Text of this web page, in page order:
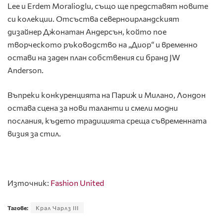
Lee и Erdem Moralioglu, също ще представят новите
си колекции. Отсъства северноирландският
дизайнер Джонатан Андерсън, който пое
творческото ръководство на „Диор“ и временно
остави на заден план собствения си бранд JW
Anderson.
Въпреки конкуренцията на Париж и Милано, Лондон
остава сцена за нови таланти и смели модни
послания, където традицията среща съвременната
визия за стил.
Източник: Fashion United
Тагове: Крал Чарлз III